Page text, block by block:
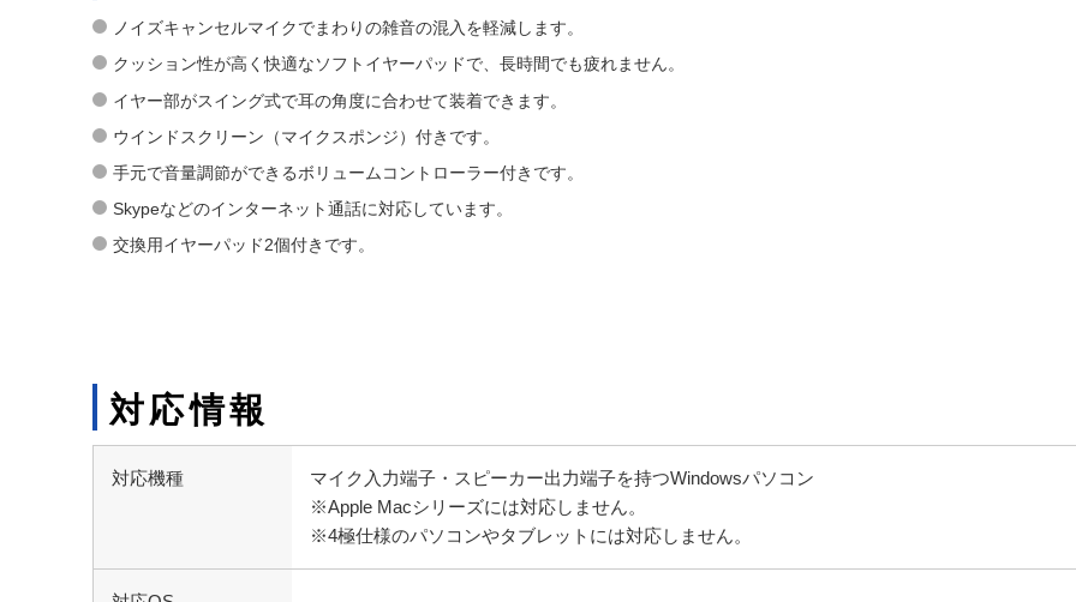
ノイズキャンセルマイクでまわりの雑音の混入を軽減します。
クッション性が高く快適なソフトイヤーパッドで、長時間でも疲れません。
イヤー部がスイング式で耳の角度に合わせて装着できます。
ウインドスクリーン（マイクスポンジ）付きです。
手元で音量調節ができるボリュームコントローラー付きです。
Skypeなどのインターネット通話に対応しています。
交換用イヤーパッド2個付きです。
対応情報
対応機種
マイク入力端子・スピーカー出力端子を持つWindowsパソコン
※Apple Macシリーズには対応しません。
※4極仕様のパソコンやタブレットには対応しません。